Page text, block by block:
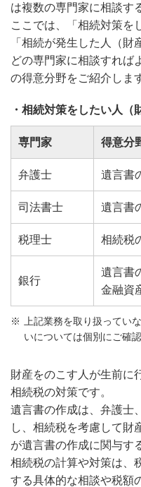
は複数の専門家に相談す
ここでは、「相続対策を
「相続が発生した人（
どの専門家に相談すれば
の得意分野をご紹介しま
・相続対策をしたい人（
専門家 得意分
弁護士 遺言書
司法書士 遺言書
税理士 相続税
銀行
遺言書
金融資
上記業務を取り扱ってい
いについては個別にご確認
財産をのこす人が生前に
相続税の対策です。
遺言書の作成は、弁護士
し、相続税を考慮して財
が遺言書の作成に関与す
相続税の計算や対策は、
する具体的な相談や税額